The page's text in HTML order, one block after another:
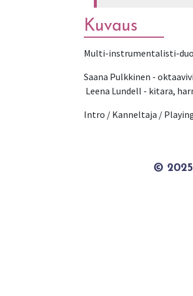
Kuvaus
Multi-instrumentalisti-
Saana Pulkkinen -
Leena Lundell - kitara,
Intro / Kanneltaja /
©